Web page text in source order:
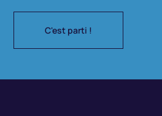
C'est parti !